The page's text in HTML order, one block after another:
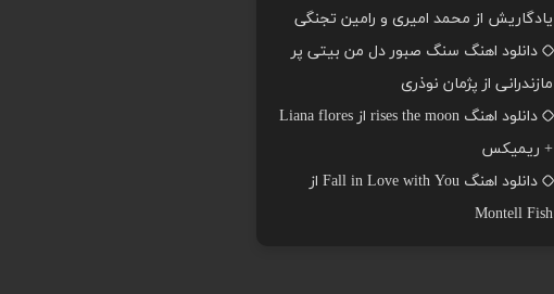
یادگاریش از محمد امیری و رامین تجنگی
دانلود اهنگ سنگ صبور دل من بیتی پر
مازندرانی از پژمان نوذری
دانلود اهنگ rises the moon از Liana flores
+ ریمیکس
دانلود اهنگ Fall in Love with You از
Montell Fish